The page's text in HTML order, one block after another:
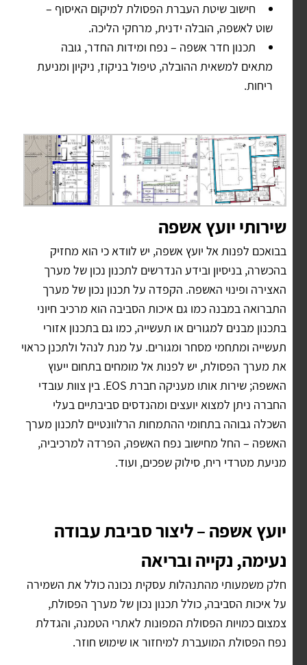
חישוב שיטת העברת הפסולת למיקום האיסוף –
שוט לאשפה, הובלה ידנית, מרחקי הליכה.
תכנון חדר אשפה – נפח ומידות החדר, גובה
מתאים למשאית ההובלה, טיפול בניקוז, ניקיון ומניעת
ריחות.
שירותי יועץ אשפה
בבואכם לפנות אל יועץ אשפה, יש לוודא כי הוא מחזיק
בהכשרה, בניסיון ובידע הנדרשים לתכנון נכון של מערך
האצירה ופינוי האשפה. הקפדה על תכנון נכון של מערך
התברואה במבנה כמו גם איכות הסביבה הוא מרכיב חיוני
בתכנון מבנים למגורים או תעשייה, כמו גם בתכנון אזורי
תעשייה ומתחמי מסחר ומגורים. על מנת לנהל ולתכנן כראוי
את מערך הפסולת, יש לפנות אל מומחים בתחום ייעוץ
האשפה; שירות אותו מעניקה חברת EOS. בין צוות עובדי
החברה ניתן למצוא יועצים ומהנדסים סביבתיים בעלי
השכלה גבוהה בתחומי ההתמחות הרלוונטיים לתכנון מערך
האשפה – החל מחישוב נפח האשפה, הפרדה למרכיביה,
מניעת מטרדי ריח, סילוק שפכים, ועוד.
יועץ אשפה – ליצור סביבת עבודה
נעימה, נקייה ובריאה
חלק משמעותי מהתנהלות עסקית נכונה כולל את השמירה
על איכות הסביבה, כולל תכנון נכון של מערך הפסולת,
צמצום כמויות הפסולת המפונות לאתרי הטמנה, והגדלת
נפח הפסולת המועברת למיחזור או שימוש חוזר.